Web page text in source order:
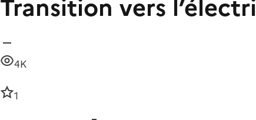
Transition vers
4K
1